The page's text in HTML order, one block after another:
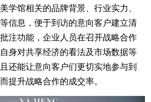
学馆相关的品牌背景、行业实力、
信息，便于到访的意向客户建立清
注功能，企业人员在召开战略合作
身对共享经济的看法及市场数据等
还能让意向客户们更切实地参与到
提升战略合作的成交率。